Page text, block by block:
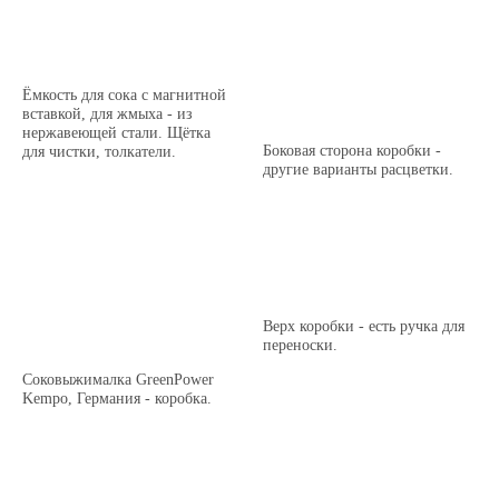
Ёмкость для сока с магнитной
вставкой, для жмыха - из
нержавеющей стали. Щётка
для чистки, толкатели.
Боковая сторона коробки -
другие варианты расцветки.
Соковыжималка GreenPower
Kempo, Германия - коробка.
Верх коробки - есть ручка для
переноски.